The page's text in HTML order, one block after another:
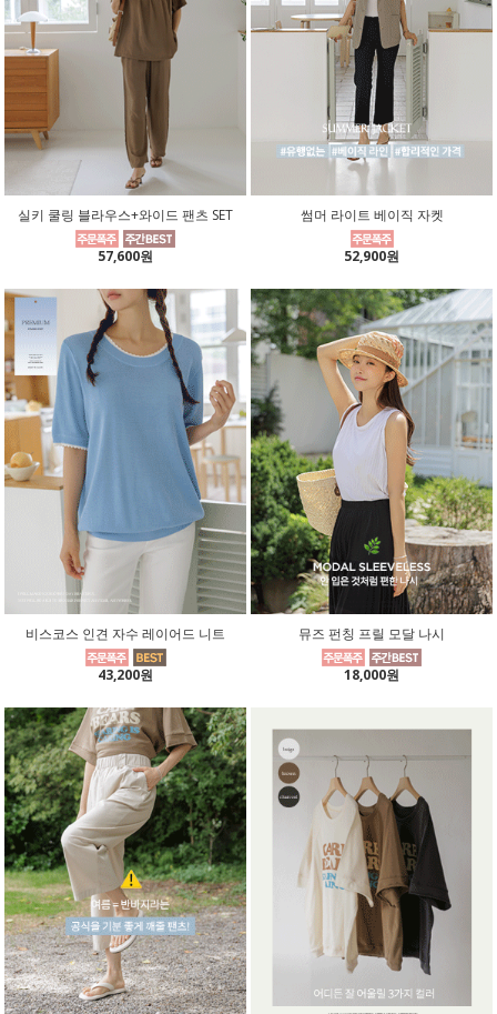
실키 쿨링 블라우스+와이드 팬츠 SET
57,600원
썸머 라이트 베이직 자켓
52,900원
비스코스 인견 자수 레이어드 니트
43,200원
뮤즈 펀칭 프릴 모달 나시
18,000원